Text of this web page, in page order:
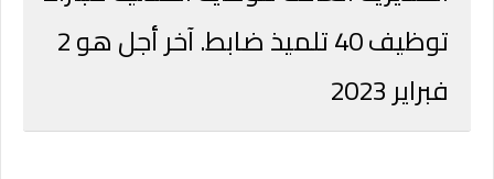
توظيف 40 تلميذ ضابط. آخر أجل هو 2
فبراير 2023